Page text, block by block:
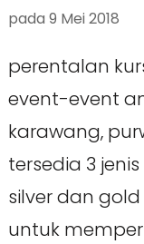
pada 9 Mei 2018
perentalan
event-event
karawang,
tersedia 3
silver dan
untuk